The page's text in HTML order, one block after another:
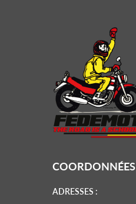
COORDONNÉES
ADRESSES :